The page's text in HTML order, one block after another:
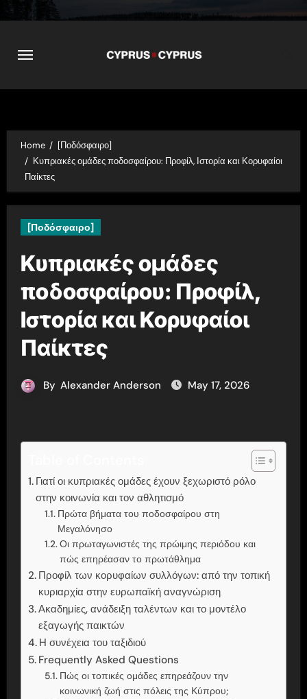
content
Home
[Ποδόσφαιρο]
Κυπριακές ομάδες ποδοσφαίρου: Προφίλ, Ιστορία και Κορυφαίοι
Παίκτες
[Ποδόσφαιρο]
Κυπριακές ομάδες
ποδοσφαίρου: Προφίλ,
Ιστορία και Κορυφαίοι
Παίκτες
By Alexander Anderson May 17, 2026
Γιατί οι κυπριακές ομάδες έχουν ξεχωριστό ρόλο
στην κοινωνία και τον αθλητισμό
Πρώτα βήματα του ποδοσφαίρου στη
Μεγαλόνησο
Οι πρωταγωνιστές της πρώιμης περιόδου και
πώς επηρέασαν το πρωτάθλημα
Προφίλ των κορυφαίων συλλόγων: από την τοπική
κυριαρχία στην ευρωπαϊκή αναγνώριση
Ακαδημίες, ανάδειξη ταλέντων και το μοντέλο
εξαγωγής παικτών
Η συνέχεια του ταξιδιού
Frequently Asked Questions
Πώς οι τοπικές ομάδες επηρεάζουν την
κοινωνική ζωή στις πόλεις της Κύπρου;